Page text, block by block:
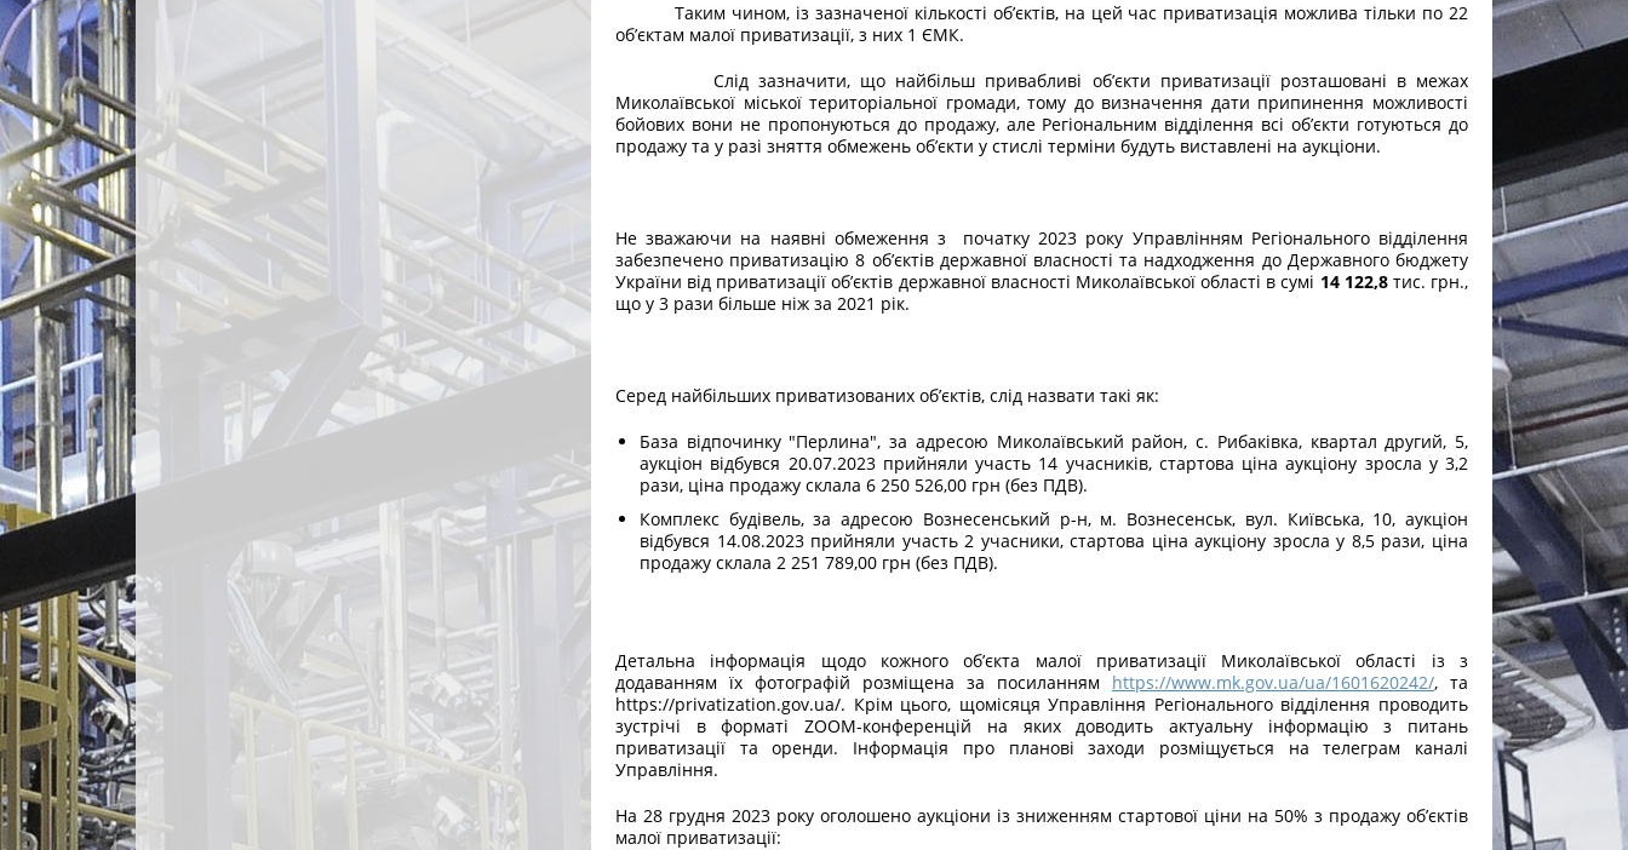
Таким чином, із зазначеної кількості об’єктів, на цей час приватизація можлива тільки по 22
об’єктам малої приватизації, з них 1 ЄМК.
Слід зазначити, що найбільш привабливі об’єкти приватизації розташовані в межах
Миколаївської міської територіальної громади, тому до визначення дати припинення можливості
бойових вони не пропонуються до продажу, але Регіональним відділення всі об’єкти готуються до
продажу та у разі зняття обмежень об’єкти у стислі терміни будуть виставлені на аукціони.
Не зважаючи на наявні обмеження з початку 2023 року Управлінням Регіонального відділення
забезпечено приватизацію 8 об’єктів державної власності та надходження до Державного бюджету
України від приватизації об’єктів державної власності Миколаївської області в сумі 14 122,8тис. грн.,
що у 3 рази більше ніж за 2021 рік.
Серед найбільших приватизованих об’єктів, слід назвати такі як:
База відпочинку "Перлина", за адресою Миколаївський район, с. Рибаківка, квартал другий, 5,
аукціон відбувся 20.07.2023 прийняли участь 14 учасників, стартова ціна аукціону зросла у 3,2
рази, ціна продажу склала 6 250 526,00 грн (без ПДВ).
Комплекс будівель, за адресою Вознесенський р-н, м. Вознесенськ, вул. Київська, 10, аукціон
відбувся 14.08.2023 прийняли участь 2 учасники, стартова ціна аукціону зросла у 8,5 рази, ціна
продажу склала 2 251 789,00 грн (без ПДВ).
Детальна інформація щодо кожного об’єкта малої приватизації Миколаївської області із з
додаванням їх фотографій розміщена за посиланням https://www.mk.gov.ua/ua/1601620242/, та
https://privatization.gov.ua/. Крім цього, щомісяця Управління Регіонального відділення проводить
зустрічі в форматі ZOOM-конференцій на яких доводить актуальну інформацію з питань
приватизації та оренди. Інформація про планові заходи розміщується на телеграм каналі
Управління.
На 28 грудня 2023 року оголошено аукціони із зниженням стартової ціни на 50% з продажу об’єктів
малої приватизації: